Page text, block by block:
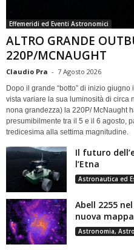
Effemeridi ed Eventi Astronomici
ALTRO GRANDE
220P/MCNAUGHT
Claudio Pra - 7 Agosto 2026
Dopo il grande “botto” di inizio
vista variare la sua luminosità di circa
nona grandezza) la 220P/ McNaught
presumibilmente tra il 5 e il 6 agosto,
tredicesima alla settima magnitudine.
Il futuro
l’Etna
Astronautica ed
Abell 2255
nuova
Astronomia,